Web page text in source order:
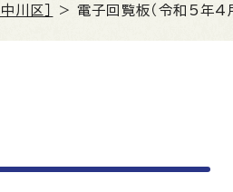
川区］ > 電子回覧板（令和5年4